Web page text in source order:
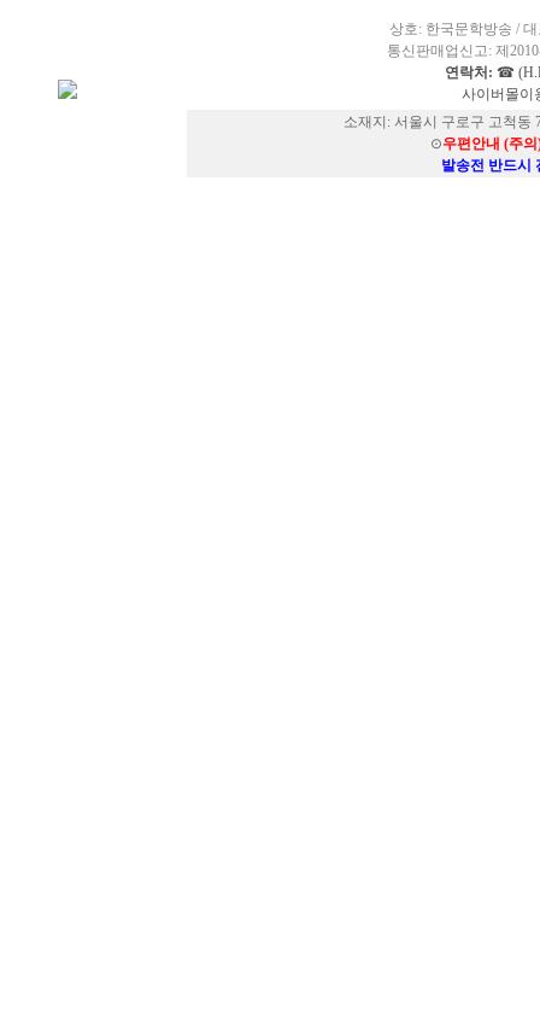
상호: 한국문학방송 /
통신판매업신고: 제
연락처: ☎
사이버몰이
소재지: 서울시 구로구 고척동
⊙우편안내 (주
발송전 반드시